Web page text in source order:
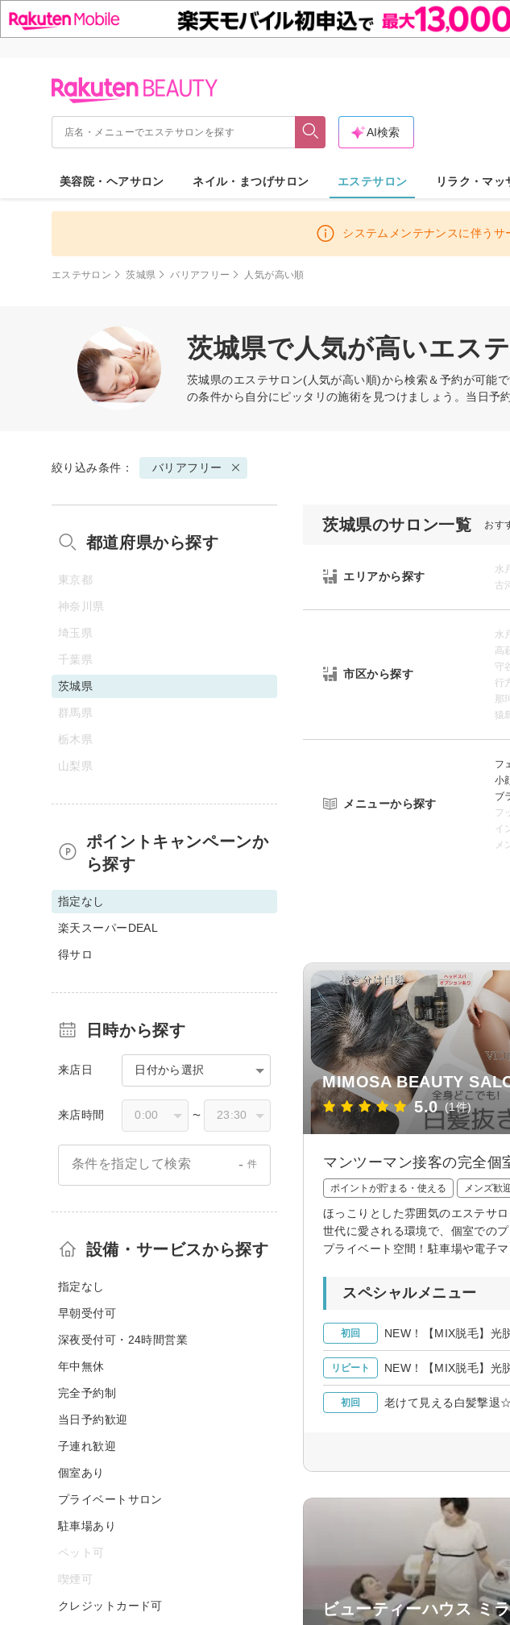
AI検索
美容院・ヘアサロン ネイル・まつげサロン エステサロン リラク・マッ
システムメンテナンスに伴う
エステサロン 茨城県 バリアフリー 人気が高い順
茨城県で人気が高いエス
茨城県のエステサロン(人気が高い順)から検索＆予約が可能
の条件から自分にピッタリの施術を見つけましょう。当日予
絞り込み条件： バリアフリー
茨城県のサロン一覧 おす
エリアから探す
水
古
市区から探す
水
高
守
行
那
猿
メニューから探す
フ
小
ブ
フ
イ
メ
MIMOSA BEAUTY
5.0 (1件)
マンツーマン接客の完全個
ポイントが貯まる・使える メンズ歓
ほっこりとした雰囲気のエステサ
世代に愛される環境で、個室での
プライベート空間！駐車場や電子
スペシャルメニュー
初回 NEW！【MIX脱毛】光
リピート NEW！【MIX脱毛】光
初回 老けて見える白髪撃
ビューティーハウス ミ
都道府県から探す
東京都
神奈川県
埼玉県
千葉県
茨城県
群馬県
栃木県
山梨県
ポイントキャンペーンか
ら探す
指定なし
楽天スーパーDEAL
得サロ
日時から探す
来店日 日付から選択
来店時間 〜
条件を指定して検索 - 件
設備・サービスから探す
指定なし
早朝受付可
深夜受付可・24時間営業
年中無休
完全予約制
当日予約歓迎
子連れ歓迎
個室あり
プライベートサロン
駐車場あり
ペット可
喫煙可
クレジットカード可